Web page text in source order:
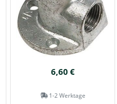
6,60 €
1-2 Werktage